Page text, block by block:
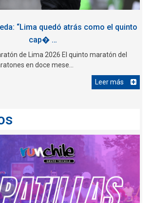
“Lima quedó atrás como el quinto
cap� …
de Lima 2026 El quinto maratón del
en doce mese...
Leer más